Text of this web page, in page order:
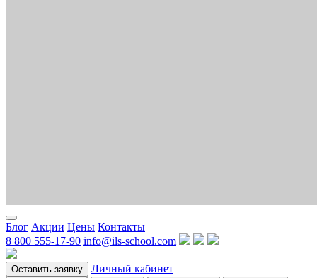
Блог Акции Цены Контакты
8 800 555-17-90 info@ils-school.com
Оставить заявку Личный кабинет